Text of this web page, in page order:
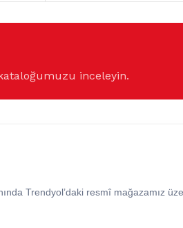
inceleyin.
Trendyol’daki resmî mağazamız